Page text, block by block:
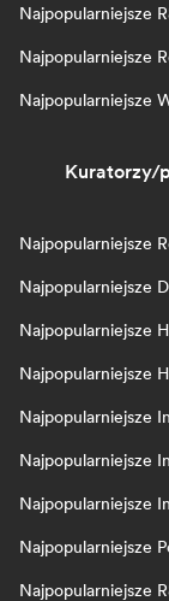
Najpopularniejsze
Najpopularniejsze
Najpopularniejsze
Kuratorzy/
Najpopularniejsze
Najpopularniejsze
Najpopularniejsze
Najpopularniejsze
Najpopularniejsze
Najpopularniejsze
Najpopularniejsze
Najpopularniejsze
Najpopularniejsze